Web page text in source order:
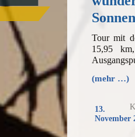
Tour mit
15,95
(mehr …)
13.
November